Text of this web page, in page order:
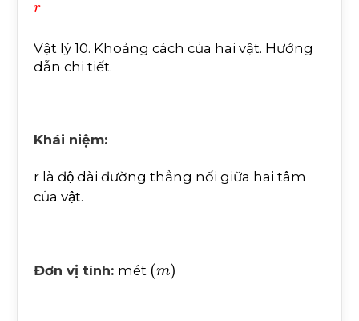
Vật lý 10. Khoảng cách của hai vật. Hướng
dẫn chi tiết.
Khái niệm:
r là độ dài đường thẳng nối giữa hai tâm
của vật.
Đơn vị tính: mét m